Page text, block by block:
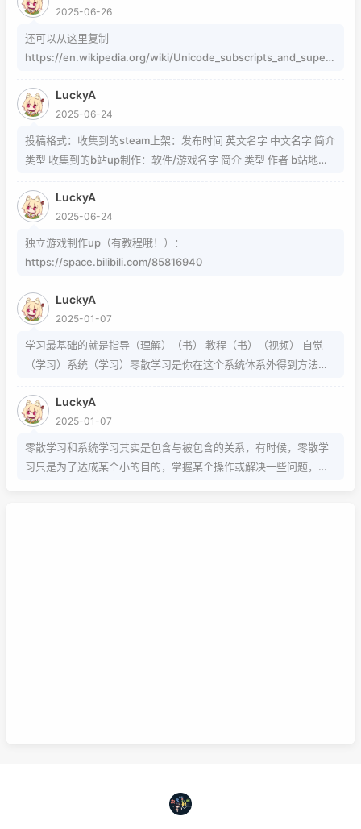
2025-06-26
还可以从这里复制
https://en.wikipedia.org/wiki/Unicode_subscripts_and_supers
https://www.jiuwa.net/xzm/ 相关问题可以在这里找到
https://www.zhihu.com/question/54913586/answer/8092801
89 https://www.zhihu.com/question/339693605 事实上用的是
word中的Cambria Math和Helvetica字体弄出来的 但经过试验发
的就不需要我教了 上标:sup 下标:sub 上标:上标文字 下标:下标文字
当然网页中就需要代码了
LuckyA
2025-06-24
投稿格式：收集到的steam上架：发布时间 英文名字 中文名字 简介
类型 收集到的b站up制作：软件/游戏名字 简介 类型 作者 b站地址
LuckyA
2025-06-24
独立游戏制作up（有教程哦！）：
https://space.bilibili.com/85816940
LuckyA
2025-01-07
学习最基础的就是指导（理解）（书） 教程（书）（视频） 自觉
（学习）系统（学习）零散学习是你在这个系统体系外得到方法的
LuckyA
2025-01-07
零散学习和系统学习其实是包含与被包含的关系，有时候，零散学
习只是为了达成某个小的目的，掌握某个操作或解决一些问题，而